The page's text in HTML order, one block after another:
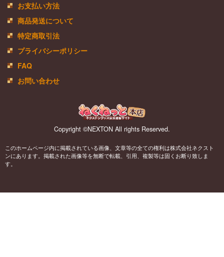
お支払い方法
商品発送について
特定商取引法
プライバシーポリシー
FAQ
お問い合わせ
Copyright ©NEXTON All rights Reserved.
このホームページ内に掲載されている画像、文章等の全ての権利は株式会社ネクスト
ンにあります。掲載された画像等を無断で転載、引用、複製等は固くお断り致しま
す。